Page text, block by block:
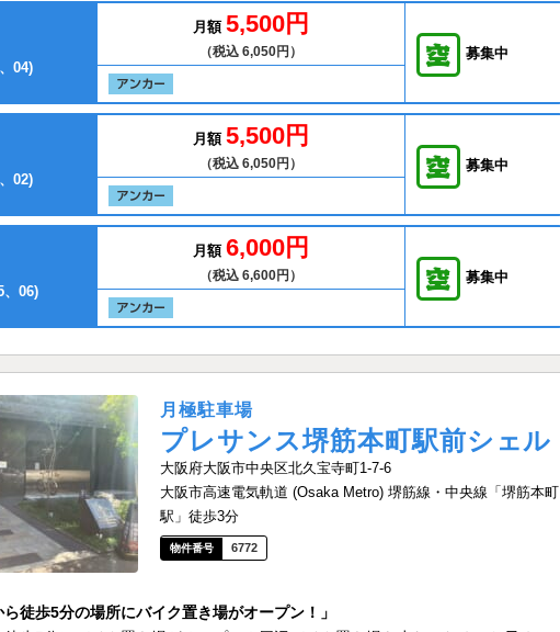
04)
月額 5,500円
（税込 6,050円） 募集中
02)
月額 5,500円
（税込 6,050円） 募集中
、06)
月額 6,000円
（税込 6,600円） 募集中
月極駐車場
プレサンス堺筋本町駅前シェル
大阪府大阪市中央区北久宝寺町1-7-6
大阪市高速電気軌道 (Osaka Metro) 堺筋線・中央線「堺筋本町
駅」徒歩3分
6772
ら徒歩5分の場所にバイク置き場がオープン！」